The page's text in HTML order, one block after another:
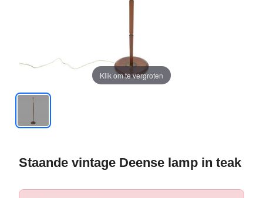
Klik om te vergroten
Staande vintage Deense lamp in teak